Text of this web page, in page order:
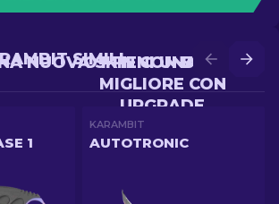
OTTIENI UNA SKIN
MIGLIORE CON
UPGRADE
NUOVA SKIN CON BATTLE
SIMILI
1
KARAMBIT
AUTOTRONIC